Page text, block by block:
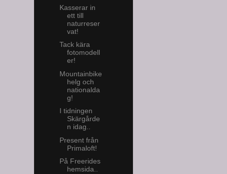
Kasserar in
ett till
naturreser
vat!
Tack kära
fotomodell
er!
Mountainbike
helg och
nationalda
g!
I tidningen
Skärgårde
n idag..
Present från
Primaloft!
På Freerides
hemsida..